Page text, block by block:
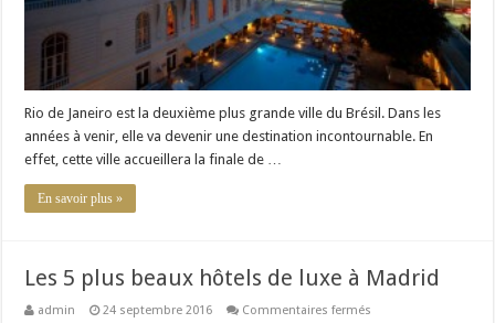
Rio de Janeiro est la deuxième plus grande ville du Brésil. Dans les
années à venir, elle va devenir une destination incontournable. En
effet, cette ville accueillera la finale de …
En savoir plus »
Les 5 plus beaux hôtels de luxe à Madrid
admin 24 septembre 2016 Commentaires fermés